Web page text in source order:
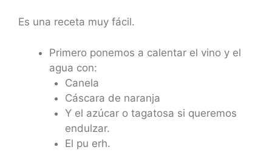
Es una receta muy fácil.
Primero ponemos a calentar el vino y el
agua con:
Canela
Cáscara de naranja
Y el azúcar o tagatosa si queremos
endulzar.
El pu erh.